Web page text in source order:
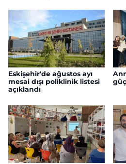
Eskişehir'de ağustos ayı
mesai dışı poliklinik listesi
açıklandı